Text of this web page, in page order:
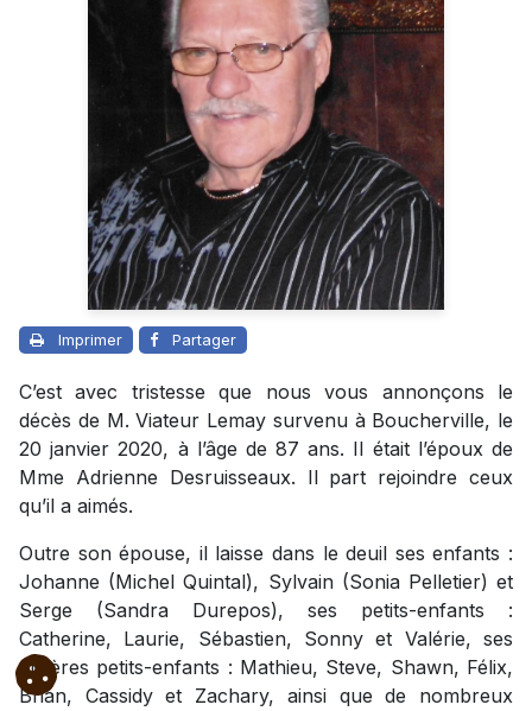
Imprimer Partager
C’est avec tristesse que nous vous annonçons le
décès de M. Viateur Lemay survenu à Boucherville, le
20 janvier 2020, à l’âge de 87 ans. Il était l’époux de
Mme Adrienne Desruisseaux. Il part rejoindre ceux
qu’il a aimés.
Outre son épouse, il laisse dans le deuil ses enfants :
Johanne (Michel Quintal), Sylvain (Sonia Pelletier) et
Serge (Sandra Durepos), ses petits-enfants :
Catherine, Laurie, Sébastien, Sonny et Valérie, ses
arrières petits-enfants : Mathieu, Steve, Shawn, Félix,
Brian, Cassidy et Zachary, ainsi que de nombreux